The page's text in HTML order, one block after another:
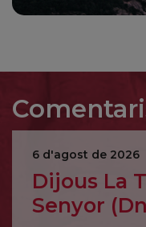
6 d'agost de 2026
Dijous La
Senyor (Dn